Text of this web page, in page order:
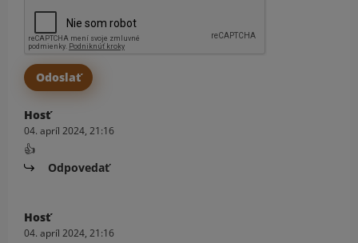
Hosť
04. apríl 2024, 21:16
👍
Odpovedať
Hosť
04. apríl 2024, 21:16